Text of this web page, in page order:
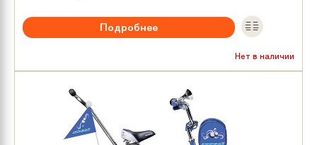
Подробнее
Нет в наличии
Тип тормозов:Ножной